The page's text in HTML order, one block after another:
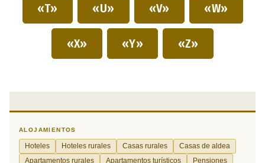
«T» «U» «V» «W»
«X» «Y» «Z»